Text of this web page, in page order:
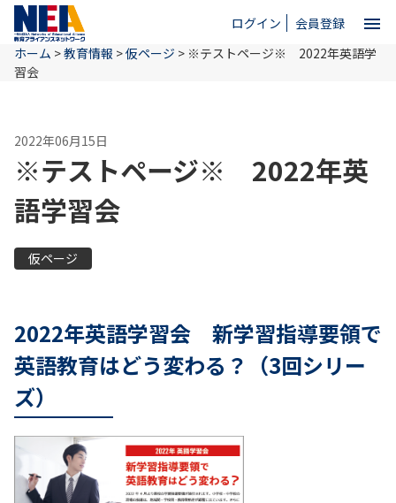
ログイン 会員登録 menu
ホーム
NEAとは
教育情報
ホーム >教育情報 >仮ページ > ※テストページ※ 2022年英語学
習会
2022年06月15日
※テストページ※ 2022年英
語学習会
仮ページ
2022年英語学習会 新学習指導要領で
英語教育はどう変わる？（3回シリー
ズ）